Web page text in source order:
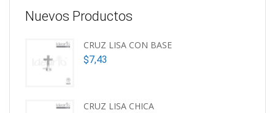
Nuevos Productos
CRUZ LISA CON BASE
$7,43
CRUZ LISA CHICA